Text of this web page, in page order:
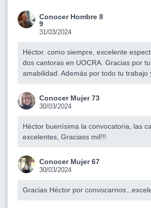
Conocer Hombre 8
9
31/03/2024
Héctor. como siempre, excelente
dos cantoras en UOCRA. Gracias por
amabilidad. Además por todo tu trabajo
Conocer Mujer 73
30/03/2024
Héctor buenísima la convocatoria, las
excelentes, Graciass mil!!!
Conocer Mujer 67
30/03/2024
Gracias Héctor por